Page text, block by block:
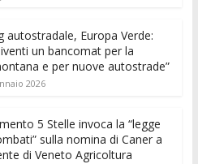
autostradale, Europa Verde:
un bancomat per la
e per nuove autostrade”
2026
5 Stelle invoca la “legge
sulla nomina di Caner a
di Veneto Agricoltura